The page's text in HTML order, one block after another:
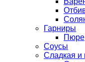
Гарниры
Пюре
Соусы
Сладкая и